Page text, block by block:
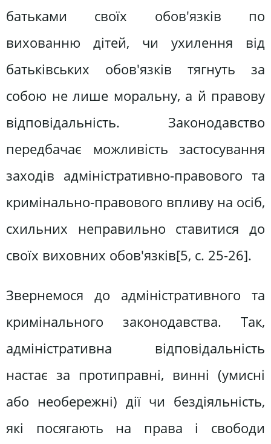
батьками своїх обов'язків по
вихованню дітей, чи ухилення від
батьківських обов'язків тягнуть за
собою не лише моральну, а й правову
відповідальність. Законодавство
передбачає можливість застосування
заходів адміністративно-правового та
кримінально-правового впливу на осіб,
схильних неправильно ставитися до
своїх виховних обов'язків[5, c. 25-26].
Звернемося до адміністративного та
кримінального законодавства. Так,
адміністративна відповідальність
настає за протиправні, винні (умисні
або необережні) дії чи бездіяльність,
які посягають на права і свободи